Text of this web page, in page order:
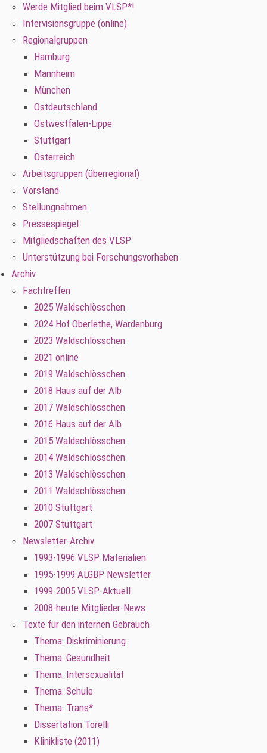
Werde Mitglied beim VLSP*!
Intervisionsgruppe (online)
Regionalgruppen
Hamburg
Mannheim
München
Ostdeutschland
Ostwestfalen-Lippe
Stuttgart
Österreich
Arbeitsgruppen (überregional)
Vorstand
Stellungnahmen
Pressespiegel
Mitgliedschaften des VLSP
Unterstützung bei Forschungsvorhaben
Archiv
Fachtreffen
2025 Waldschlösschen
2024 Hof Oberlethe, Wardenburg
2023 Waldschlösschen
2021 online
2019 Waldschlösschen
2018 Haus auf der Alb
2017 Waldschlösschen
2016 Haus auf der Alb
2015 Waldschlösschen
2014 Waldschlösschen
2013 Waldschlösschen
2011 Waldschlösschen
2010 Stuttgart
2007 Stuttgart
Newsletter-Archiv
1993-1996 VLSP Materialien
1995-1999 ALGBP Newsletter
1999-2005 VLSP-Aktuell
2008-heute Mitglieder-News
Texte für den internen Gebrauch
Thema: Diskriminierung
Thema: Gesundheit
Thema: Intersexualität
Thema: Schule
Thema: Trans*
Dissertation Torelli
Klinikliste (2011)